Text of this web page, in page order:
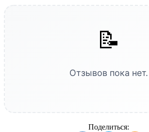
📝
Отзывов пока нет.
Поделиться: